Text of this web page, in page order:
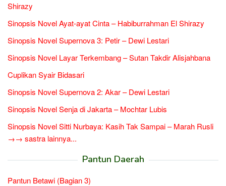
Shirazy
Sinopsis Novel Ayat-ayat Cinta – Habiburrahman El Shirazy
Sinopsis Novel Supernova 3: Petir – Dewi Lestari
Sinopsis Novel Layar Terkembang – Sutan Takdir Alisjahbana
Cuplikan Syair Bidasari
Sinopsis Novel Supernova 2: Akar – Dewi Lestari
Sinopsis Novel Senja di Jakarta – Mochtar Lubis
Sinopsis Novel Sitti Nurbaya: Kasih Tak Sampai – Marah Rusli
→→ sastra lainnya...
Pantun Daerah
Pantun Betawi (Bagian 3)